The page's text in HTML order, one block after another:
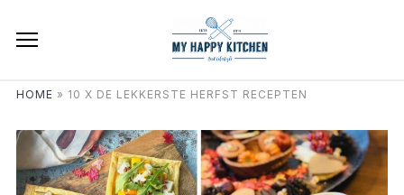
HOME » 10 X DE LEKKERSTE HERFST RECEPTEN